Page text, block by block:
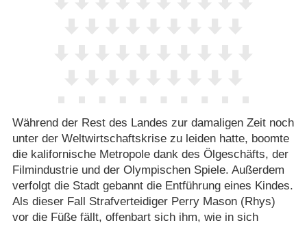
Während der Rest des Landes zur damaligen Zeit noch
unter der Weltwirtschaftskrise zu leiden hatte, boomte
die kalifornische Metropole dank des Ölgeschäfts, der
Filmindustrie und der Olympischen Spiele. Außerdem
verfolgt die Stadt gebannt die Entführung eines Kindes.
Als dieser Fall Strafverteidiger Perry Mason (Rhys)
vor die Füße fällt, offenbart sich ihm, wie in sich